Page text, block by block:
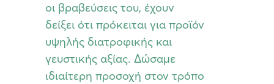
οι βραβεύσεις του, έχουν
δείξει ότι πρόκειται για προϊόν
υψηλής διατροφικής και
γευστικής αξίας. Δώσαμε
ιδιαίτερη προσοχή στον τρόπο